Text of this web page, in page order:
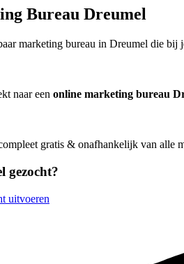
Bureau Dreumel
marketing bureau in Dreumel die bij
naar een online marketing bureau
gratis & onafhankelijk van alle
gezocht?
uitvoeren